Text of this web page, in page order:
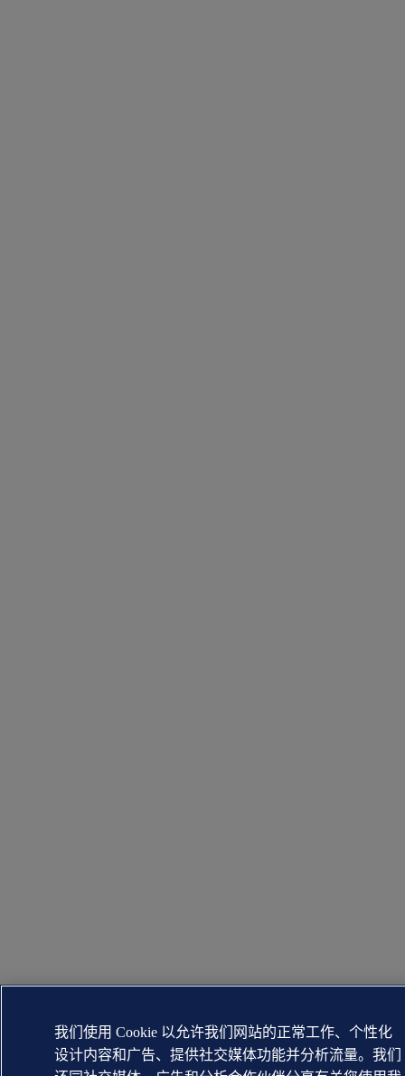
我们使用 Cookie 以允许我们网站的正常工作、个性化
设计内容和广告、提供社交媒体功能并分析流量。我们